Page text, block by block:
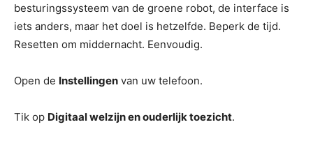
besturingssysteem van de groene robot, de interface is
iets anders, maar het doel is hetzelfde. Beperk de tijd.
Resetten om middernacht. Eenvoudig.
Open de Instellingen van uw telefoon.
Tik op Digitaal welzijn en ouderlijk toezicht.